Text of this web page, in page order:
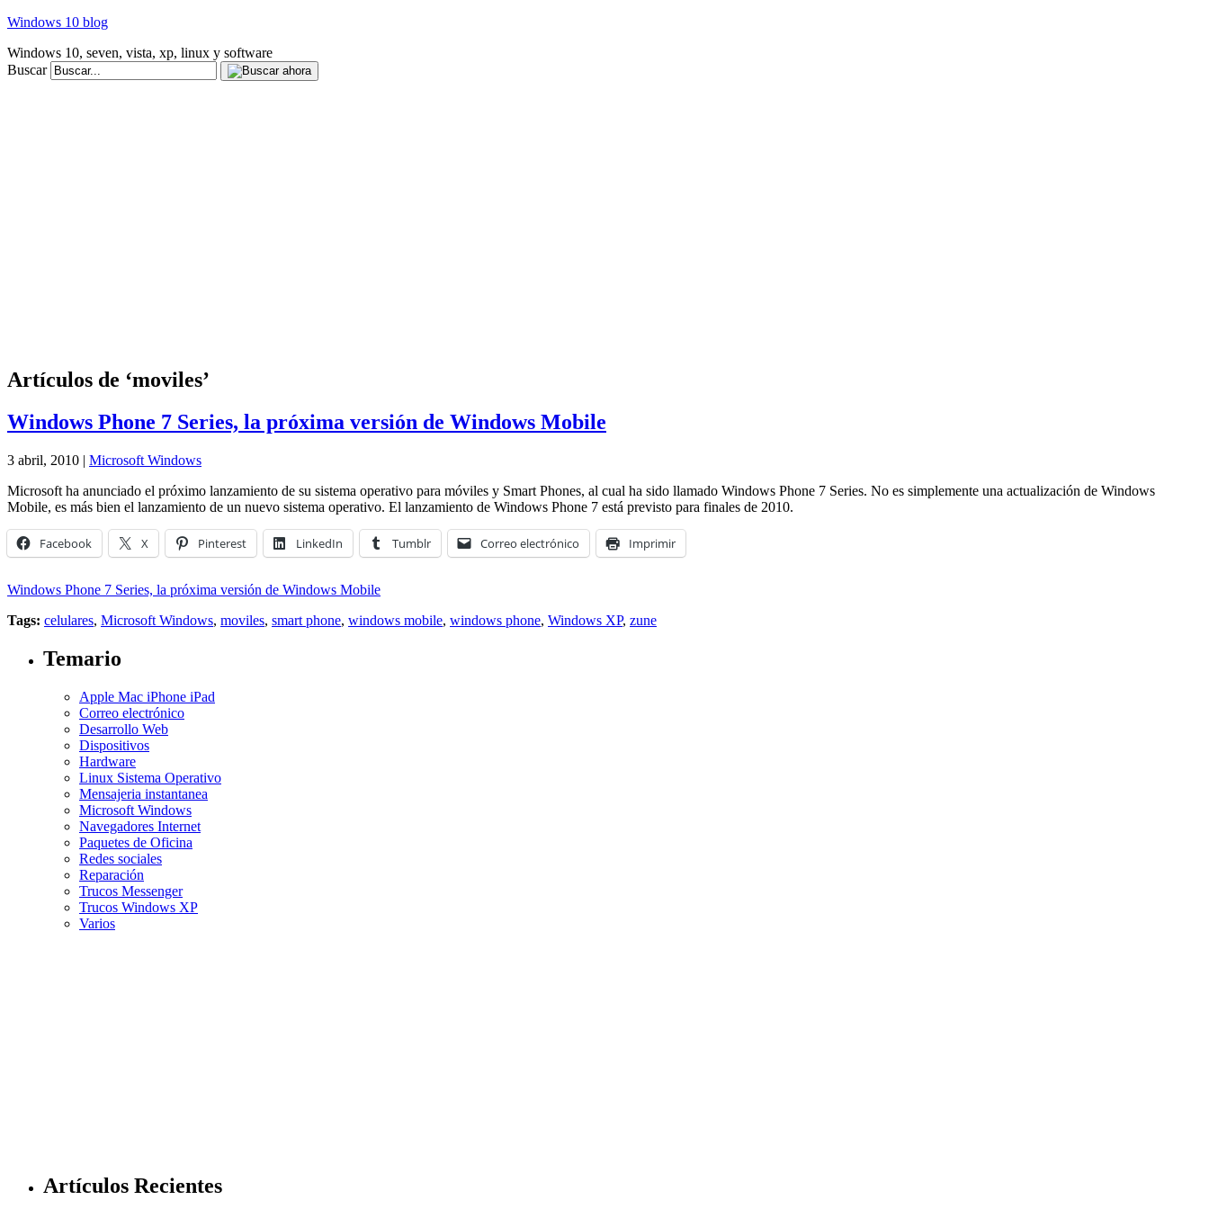
Windows 10 blog
Windows 10, seven, vista, xp, linux y software
Buscar
Artículos de ‘moviles’
Windows Phone 7 Series, la próxima versión de Windows Mobile
3 abril, 2010 | Microsoft Windows
Microsoft ha anunciado el próximo lanzamiento de su sistema operativo para móviles y Smart Phones, al cual ha sido llamado Windows Phone 7 Series. No es simplemente una actualización de Windows
Mobile, es más bien el lanzamiento de un nuevo sistema operativo. El lanzamiento de Windows Phone 7 está previsto para finales de 2010.
Facebook X Pinterest LinkedIn Tumblr Correo electrónico Imprimir
Windows Phone 7 Series, la próxima versión de Windows Mobile
Tags: celulares, Microsoft Windows, moviles, smart phone, windows mobile, windows phone, Windows XP, zune
Temario
Apple Mac iPhone iPad
Correo electrónico
Desarrollo Web
Dispositivos
Hardware
Linux Sistema Operativo
Mensajeria instantanea
Microsoft Windows
Navegadores Internet
Paquetes de Oficina
Redes sociales
Reparación
Trucos Messenger
Trucos Windows XP
Varios
Artículos Recientes